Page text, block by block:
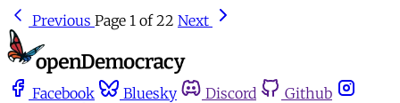
Previous Page 1 of 22 Next
Facebook Bluesky Discord
Github